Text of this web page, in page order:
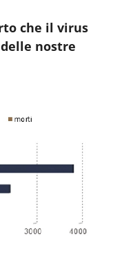
che il virus
nostre